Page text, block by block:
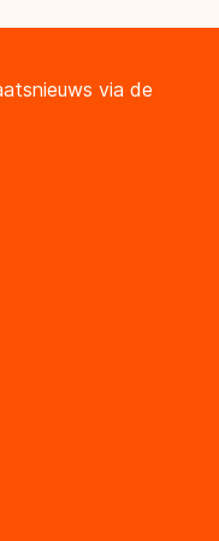
via de